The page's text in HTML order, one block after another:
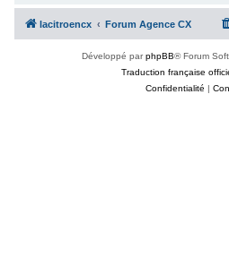
lacitroencx Forum Agence CX
Développé parphpBB® Forum
Traduction française
Confidentialité |